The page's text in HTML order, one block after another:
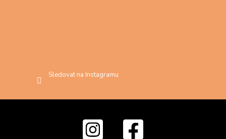
Sledovat na Instagramu